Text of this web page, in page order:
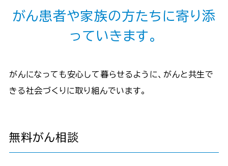
がん患者や家族の方たちに寄り添
っていきます。
がんになっても安心して暮らせるように、がんと共生で
きる社会づくりに取り組んでいます。
無料がん相談